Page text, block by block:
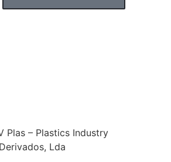
Plas – Plastics Industry
Lda